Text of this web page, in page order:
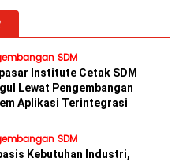
SDM
Institute Cetak SDM
Lewat Pengembangan
Aplikasi Terintegrasi
SDM
Kebutuhan Industri,